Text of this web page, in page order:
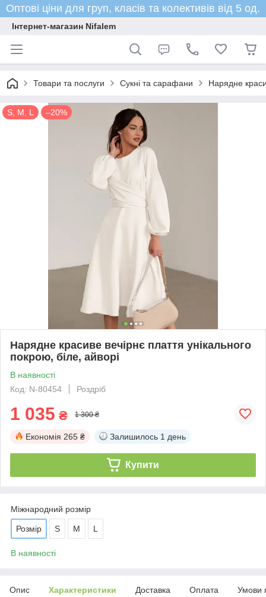
Оптові ціни для груп, класів та колективів від 5 од.
Інтернет-магазин Nifalem
Товари та послуги Сукні та сарафани Нарядне
S, M, L –20%
Нарядне красиве вечірнє плаття унікального
покрою, біле, айворі
В наявності
Код: N-80454
Роздріб
1 035 ₴ 1 300 ₴
Економія 265 ₴ Залишилось 1 день
Купити
Міжнародний розмір
Розмір S M L
В наявності
Опис Характеристики Доставка Оплата Умови